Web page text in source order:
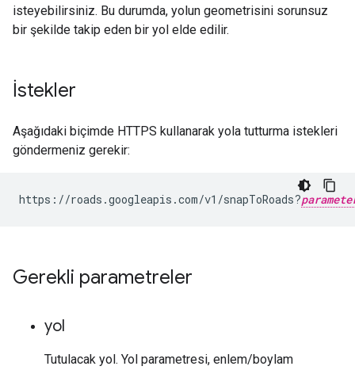
isteyebilirsiniz. Bu durumda, yolun geometrisini sorunsuz
bir şekilde takip eden bir yol elde edilir.
İstekler
Aşağıdaki biçimde HTTPS kullanarak yola tutturma istekleri
göndermeniz gerekir:
https://roads.googleapis.com/v1/snapToRoads?
Gerekli parametreler
yol
Tutulacak yol. Yol parametresi, enlem/boylam